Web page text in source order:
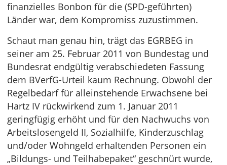
finanzielles Bonbon für die (SPD-geführten)
Länder war, dem Kompromiss zuzustimmen.
Schaut man genau hin, trägt das EGRBEG in
seiner am 25. Februar 2011 von Bundestag und
Bundesrat endgültig verabschiedeten Fassung
dem BVerfG-Urteil kaum Rechnung. Obwohl der
Regelbedarf für alleinstehende Erwachsene bei
Hartz IV rückwirkend zum 1. Januar 2011
geringfügig erhöht und für den Nachwuchs von
Arbeitslosengeld II, Sozialhilfe, Kinderzuschlag
und/oder Wohngeld erhaltenden Personen ein
„Bildungs- und Teilhabepaket“ geschnürt wurde,